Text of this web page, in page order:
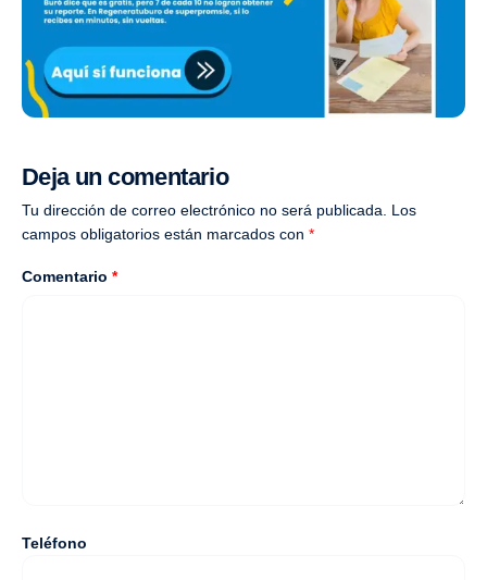
Deja un comentario
Tu dirección de correo electrónico no será publicada. Los
campos obligatorios están marcados con *
Comentario *
Teléfono